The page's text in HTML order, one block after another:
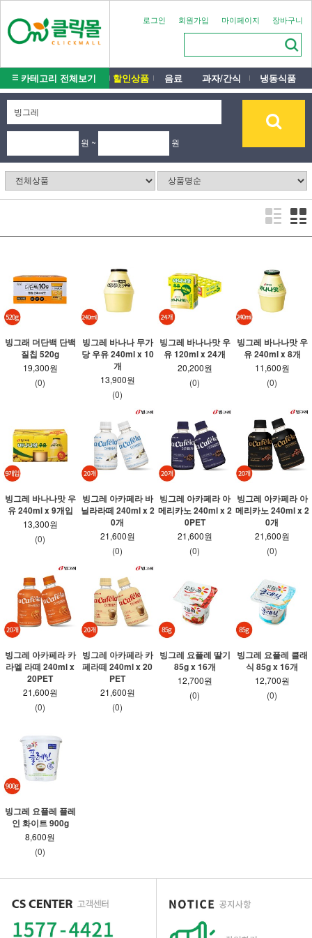
로그인 회원가입 마이페이지 장바구니
카테고리 전체보기 할인상품 음료 과자/간식 냉동식품
원 ~ 원
빙그래 더단백 단백
질칩 520g
19,300원
(0)
빙그레 바나나 무가
당 우유 240ml x 10
개
13,900원
(0)
빙그레 바나나맛 우
유 120ml x 24개
20,200원
(0)
빙그레 바나나맛 우
유 240ml x 8개
11,600원
(0)
빙그레 바나나맛 우
유 240ml x 9개입
13,300원
(0)
빙그레 아카페라 바
닐라라떼 240ml x 2
0개
21,600원
(0)
빙그레 아카페라 아
메리카노 240ml x 2
0PET
21,600원
(0)
빙그레 아카페라 아
메리카노 240ml x 2
0개
21,600원
(0)
빙그레 아카페라 카
라멜 라떼 240ml x
20PET
21,600원
(0)
빙그레 아카페라 카
페라떼 240ml x 20
PET
21,600원
(0)
빙그레 요플레 딸기
85g x 16개
12,700원
(0)
빙그레 요플레 클래
식 85g x 16개
12,700원
(0)
빙그레 요플레 플레
인 화이트 900g
8,600원
(0)